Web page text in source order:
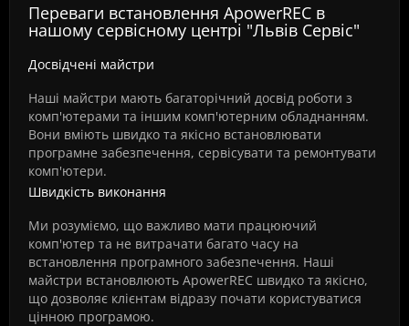
Переваги встановлення ApowerREC в
нашому сервісному центрі "Львів Сервіс"
Досвідчені майстри
Наші майстри мають багаторічний досвід роботи з
комп'ютерами та іншим комп'ютерним обладнанням.
Вони вміють швидко та якісно встановлювати
програмне забезпечення, сервісувати та ремонтувати
комп'ютери.
Швидкість виконання
Ми розуміємо, що важливо мати працюючий
комп'ютер та не витрачати багато часу на
встановлення програмного забезпечення. Наші
майстри встановлюють ApowerREC швидко та якісно,
що дозволяє клієнтам відразу почати користуватися
цінною програмою.